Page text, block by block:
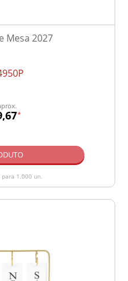
Mesa 2027
*
1.000 un.